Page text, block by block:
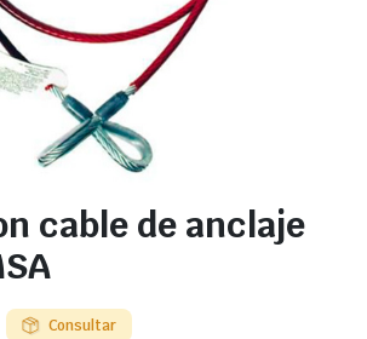
cable de anclaje
Consultar